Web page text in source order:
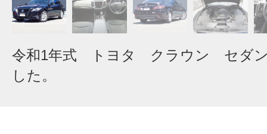
令和1年式 トヨタ クラウン セダ
した。